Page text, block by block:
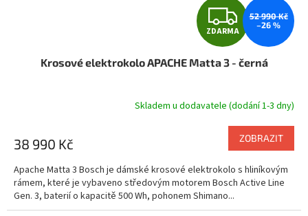
Z
D
A
R
M
A
ZDARMA
52 990 Kč
–26 %
Krosové elektrokolo APACHE Matta 3 - černá
Skladem u dodavatele (dodání 1-3 dny)
38 990 Kč ZOBRAZIT
Apache Matta 3 Bosch je dámské krosové elektrokolo s hliníkovým
rámem, které je vybaveno středovým motorem Bosch Active Line
Gen. 3, baterií o kapacitě 500 Wh, pohonem Shimano...